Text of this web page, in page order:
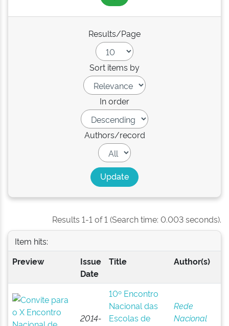
Results/Page
Sort items by
In order
Authors/record
Results 1-1 of 1 (Search time: 0.003 seconds).
Item hits:
Preview
Issue
Date
Title Author(s)
2014-
10º Encontro
Nacional das
Escolas de
Rede
Nacional